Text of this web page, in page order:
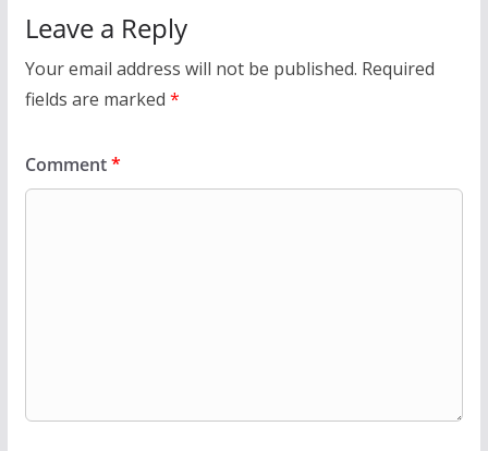
Leave a Reply
Your email address will not be published. Required
fields are marked *
Comment*